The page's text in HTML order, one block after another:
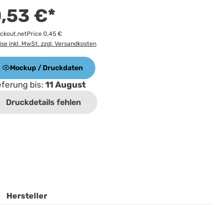
€*
0,45 €
inkl. MwSt. zzgl. Versandkosten
Mockup / Druckdaten
bis: 11 August
Druckdetails fehlen
Hersteller